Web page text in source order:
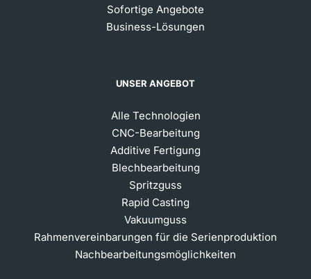
Sofortige Angebote
Business-Lösungen
UNSER ANGEBOT
Alle Technologien
CNC-Bearbeitung
Additive Fertigung
Blechbearbeitung
Spritzguss
Rapid Casting
Vakuumguss
Rahmenvereinbarungen für die Serienproduktion
Nachbearbeitungsmöglichkeiten